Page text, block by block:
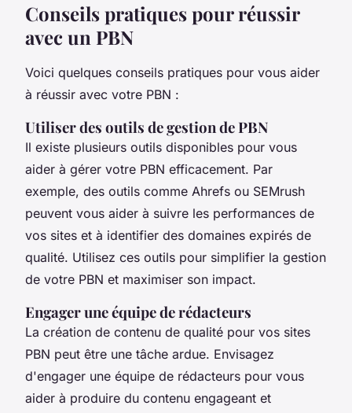
Conseils pratiques pour réussir
avec un PBN
Voici quelques conseils pratiques pour vous aider
à réussir avec votre PBN :
Utiliser des outils de gestion de PBN
Il existe plusieurs outils disponibles pour vous
aider à gérer votre PBN efficacement. Par
exemple, des outils comme Ahrefs ou SEMrush
peuvent vous aider à suivre les performances de
vos sites et à identifier des domaines expirés de
qualité. Utilisez ces outils pour simplifier la gestion
de votre PBN et maximiser son impact.
Engager une équipe de rédacteurs
La création de contenu de qualité pour vos sites
PBN peut être une tâche ardue. Envisagez
d'engager une équipe de rédacteurs pour vous
aider à produire du contenu engageant et